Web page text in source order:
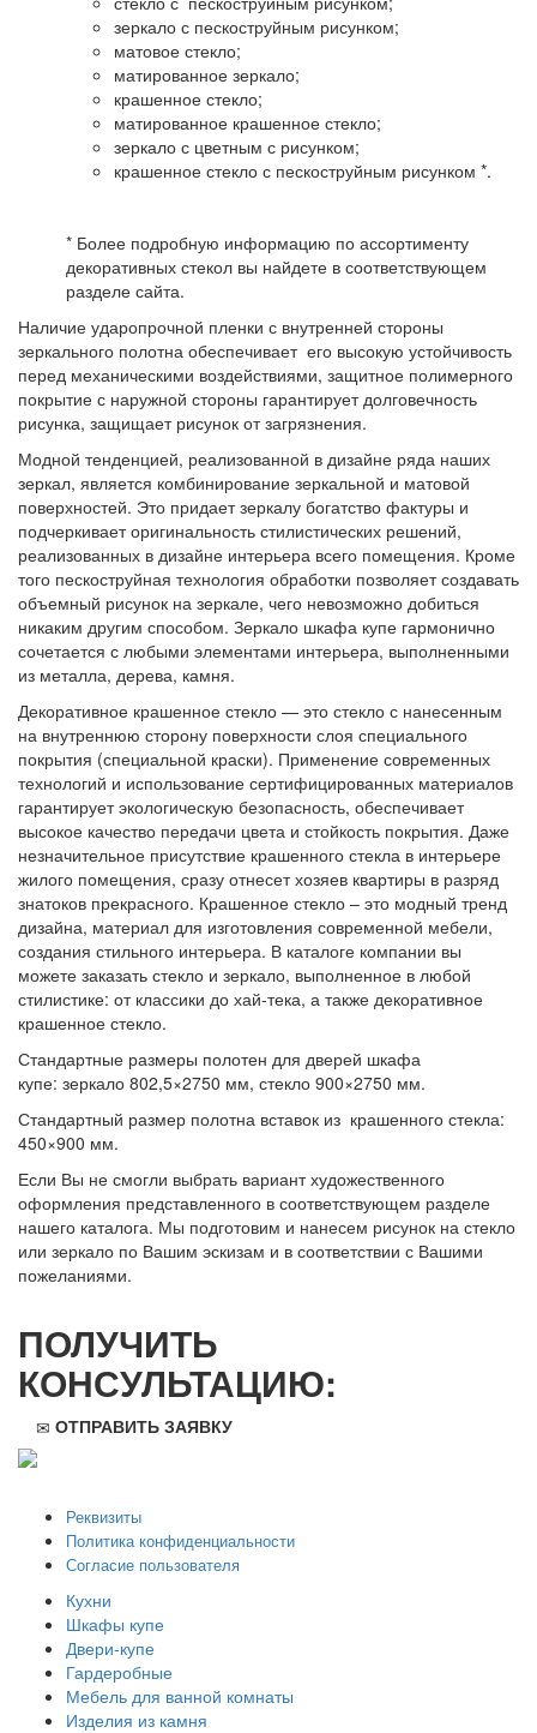
зеркало с пескоструйным рисунком;
матовое стекло;
матированное зеркало;
крашенное стекло;
матированное крашенное стекло;
зеркало с цветным с рисунком;
крашенное стекло с пескоструйным рисунком *.
* Более подробную информацию по ассортименту
декоративных стекол вы найдете в соответствующем
разделе сайта.
Наличие ударопрочной пленки с внутренней стороны
зеркального полотна обеспечивает его высокую устойчивость
перед механическими воздействиями, защитное полимерного
покрытие с наружной стороны гарантирует долговечность
рисунка, защищает рисунок от загрязнения.
Модной тенденцией, реализованной в дизайне ряда наших
зеркал, является комбинирование зеркальной и матовой
поверхностей. Это придает зеркалу богатство фактуры и
подчеркивает оригинальность стилистических решений,
реализованных в дизайне интерьера всего помещения. Кроме
того пескоструйная технология обработки позволяет создавать
объемный рисунок на зеркале, чего невозможно добиться
никаким другим способом. Зеркало шкафа купе гармонично
сочетается с любыми элементами интерьера, выполненными
из металла, дерева, камня.
Декоративное крашенное стекло — это стекло с нанесенным
на внутреннюю сторону поверхности слоя специального
покрытия (специальной краски). Применение современных
технологий и использование сертифицированных материалов
гарантирует экологическую безопасность, обеспечивает
высокое качество передачи цвета и стойкость покрытия. Даже
незначительное присутствие крашенного стекла в интерьере
жилого помещения, сразу отнесет хозяев квартиры в разряд
знатоков прекрасного. Крашенное стекло – это модный тренд
дизайна, материал для изготовления современной мебели,
создания стильного интерьера. В каталоге компании вы
можете заказать стекло и зеркало, выполненное в любой
стилистике: от классики до хай-тека, а также декоративное
крашенное стекло.
Стандартные размеры полотен для дверей шкафа
купе: зеркало 802,5×2750 мм, стекло 900×2750 мм.
Стандартный размер полотна вставок из крашенного стекла:
450×900 мм.
Если Вы не смогли выбрать вариант художественного
оформления представленного в соответствующем разделе
нашего каталога. Мы подготовим и нанесем рисунок на стекло
или зеркало по Вашим эскизам и в соответствии с Вашими
пожеланиями.
ПОЛУЧИТЬ
КОНСУЛЬТАЦИЮ:
ОТПРАВИТЬ ЗАЯВКУ
Реквизиты
Политика конфиденциальности
Согласие пользователя
Кухни
Шкафы купе
Двери-купе
Гардеробные
Мебель для ванной комнаты
Изделия из камня